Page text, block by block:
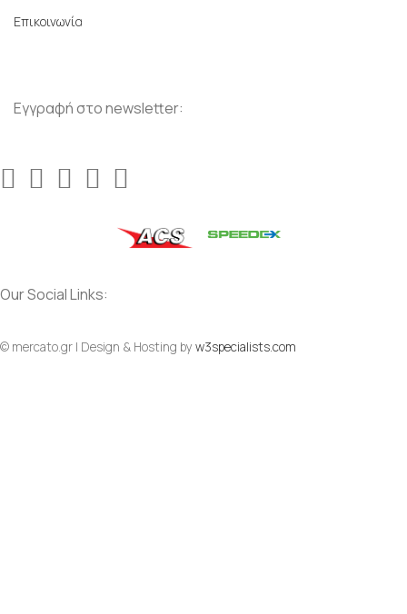
Επικοινωνία
Εγγραφή στο newsletter:
Our Social Links:
© mercato.gr | Design & Hosting by w3specialists.com